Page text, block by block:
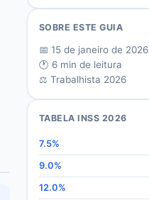
SOBRE ESTE GUIA
📅 15 de janeiro de 2026
🕐 6 min de leitura
⚖️ Trabalhista 2026
TABELA INSS 2026
7.5%
9.0%
12.0%